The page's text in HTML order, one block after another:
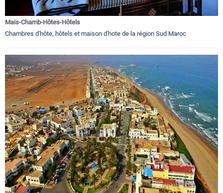
Mais-Chamb-Hôtes-Hôtels
Chambres d'hôte, hôtels et maison d'hote de la région Sud Maroc